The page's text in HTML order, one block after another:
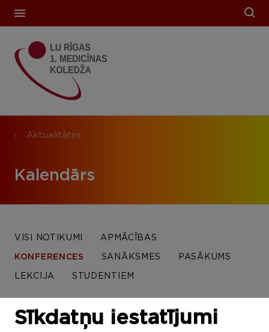
Aktualitātes
Kalendārs
VISI NOTIKUMI APMĀCĪBAS
KONFERENCES SANĀKSMES PASĀKUMS
LEKCIJA STUDENTIEM
Maijs 2022
Sīkdatņu iestatījumi